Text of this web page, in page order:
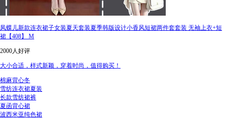
凤蝶儿新款连衣裙子女装夏天套装夏季韩版设计小香风短裙两件套套装 无袖上衣+短
裙【408】 M
2000人好评
大小合适，样式新颖，穿着时尚，值得购买！
棉麻背心冬
雪纺连衣裙夏装
长款雪纺裙裤
夏函背心裙
波西米亚纯色裙